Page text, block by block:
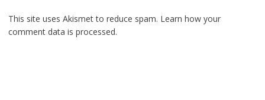
This site uses Akismet to reduce spam. Learn how your
comment data is processed.